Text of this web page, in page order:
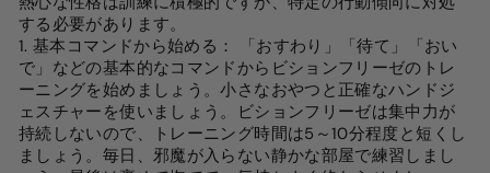
する必要があります。
1. 基本コマンドから始める ：
「おすわり」「待て」「おい
で」などの基本的なコマンドからビションフリーゼのトレ
ーニングを始めましょう。小さなおやつと正確なハンドジ
ェスチャーを使いましょう。ビションフリーゼは集中力が
持続しないので、トレーニング時間は5～10分程度と短くし
ましょう。毎日、邪魔が入らない静かな部屋で練習しまし